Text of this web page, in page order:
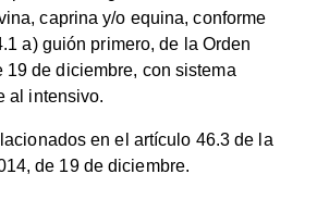
caprina y/o equina, conforme
a) guión primero, de la Orden
19 de diciembre, con sistema
al intensivo.
en el artículo 46.3 de la
de 19 de diciembre.